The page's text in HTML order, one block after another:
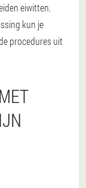
eiwitten.
kun je
procedures uit